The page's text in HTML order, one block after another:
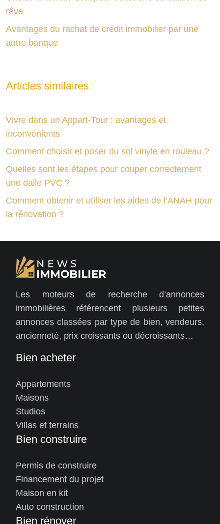
rêve
Avantages du rachat de crédit immobilier par une
autre banque
Articles similaires
Vivre dans un Appart-Tour : avantages et
inconvénients
Comment choisir et poser du sol vinyle en rouleau ?
Quelles sont les étapes pour couper correctement
une dalle PVC ?
Comment obtenir et utiliser les aides de l’ANAH pour
la rénovation ?
Les moteurs de recherche d’annonces
immobilières référencent plusieurs petites
annonces classées par type de bien, vendeurs,
ancienneté, prix croissants ou décroissants…
Bien acheter
Appartements
Maisons
Studios
Villas et terrains
Bien construire
Permis de construire
Financement du projet
Maison en kit
Auto construction
Bien rénover